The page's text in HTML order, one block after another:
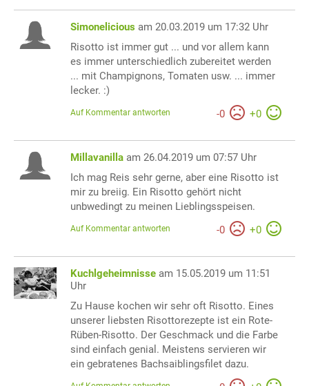
Simonelicious am 20.03.2019 um 17:32 Uhr
Risotto ist immer gut ... und vor allem kann
es immer unterschiedlich zubereitet werden
... mit Champignons, Tomaten usw. ... immer
lecker. :)
-0 +0
Auf Kommentar antworten
Millavanilla am 26.04.2019 um 07:57 Uhr
Ich mag Reis sehr gerne, aber eine Risotto ist
mir zu breiig. Ein Risotto gehört nicht
unbwedingt zu meinen Lieblingsspeisen.
-0 +0
Auf Kommentar antworten
Kuchlgeheimnisse am 15.05.2019 um 11:51
Uhr
Zu Hause kochen wir sehr oft Risotto. Eines
unserer liebsten Risottorezepte ist ein Rote-
Rüben-Risotto. Der Geschmack und die Farbe
sind einfach genial. Meistens servieren wir
ein gebratenes Bachsaiblingsfilet dazu.